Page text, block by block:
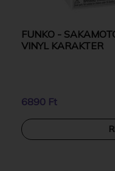
FUNKO -
VINYL KARAKTER
6890 Ft